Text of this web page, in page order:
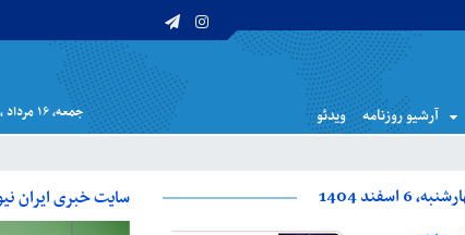
آرشیو روزنامه ویدئو جمعه, ۱۶ مرداد , ۱۴۰۵
6 اسفند 1404 سایت خبری ایران